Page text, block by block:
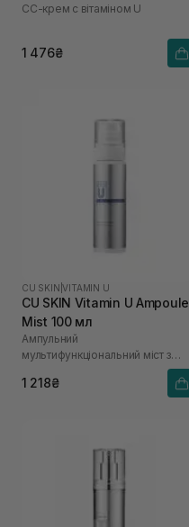
СС-крем с вітаміном U
1 476₴
CU SKIN |VITAMIN U
CU SKIN Vitamin U Ampoule
Mist 100 мл
Ампульний
мультифункціональний міст з
1 218₴